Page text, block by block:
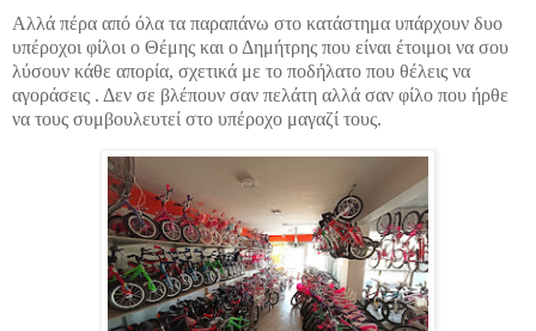
Αλλά πέρα από όλα τα παραπάνω στο κατάστημα υπάρχουν δυο
υπέροχοι φίλοι ο Θέμης και ο Δημήτρης που είναι έτοιμοι να σου
λύσουν κάθε απορία, σχετικά με το ποδήλατο που θέλεις να
αγοράσεις . Δεν σε βλέπουν σαν πελάτη αλλά σαν φίλο που ήρθε
να τους συμβουλευτεί στο υπέροχο μαγαζί τους.